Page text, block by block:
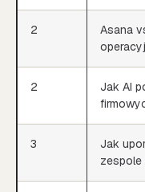
2
Asana
2
Jak AI
3
Jak